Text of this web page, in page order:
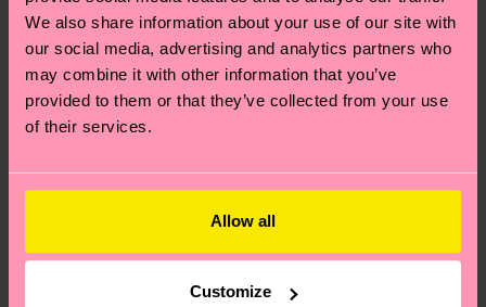
We also share information about your use of our site with
our social media, advertising and analytics partners who
may combine it with other information that you’ve
provided to them or that they’ve collected from your use
of their services.
Allow all
Customize
Hai domande sui resi? Visita la nostra pagina Resi
per trovare le risposte alle domande più comuni.
Secondo noi, ti piaceràPattern simili
Novità